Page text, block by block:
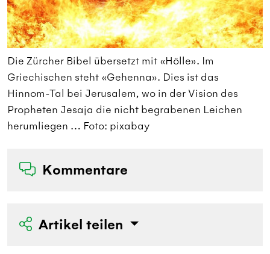
Die Zürcher Bibel übersetzt mit «Hölle». Im
Griechischen steht «Gehenna». Dies ist das
Hinnom-Tal bei Jerusalem, wo in der Vision des
Propheten Jesaja die nicht begrabenen Leichen
herumliegen … Foto: pixabay
Kommentare
Artikel teilen